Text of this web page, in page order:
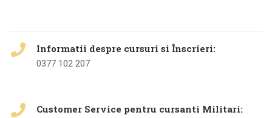
Informatii despre cursuri si Înscrieri:
0377 102 207
Customer Service pentru cursanti Militari: